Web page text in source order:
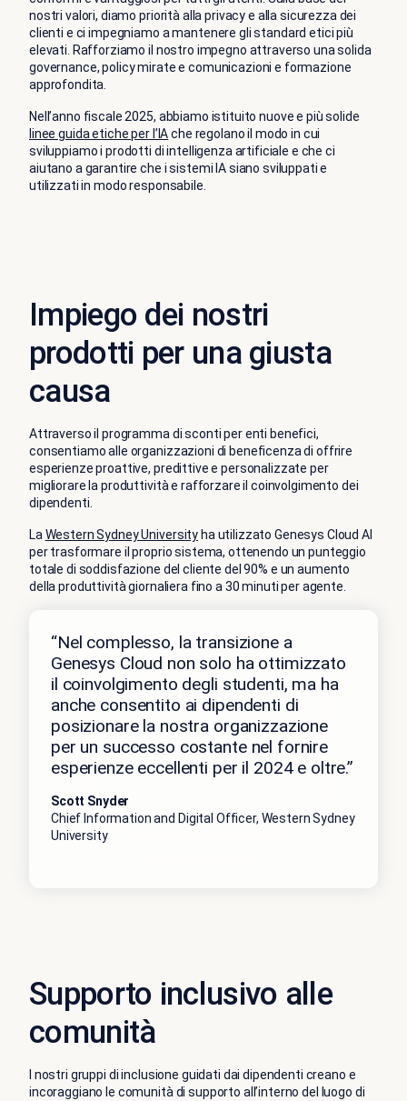
nostri valori, diamo priorità alla privacy e alla sicurezza dei
clienti e ci impegniamo a mantenere gli standard etici più
elevati. Rafforziamo il nostro impegno attraverso una solida
governance, policy mirate e comunicazioni e formazione
approfondita.
Nell’anno fiscale 2025, abbiamo istituito nuove e più solide
linee guida etiche per l’IAche regolano il modo in cui
sviluppiamo i prodotti di intelligenza artificiale e che ci
aiutano a garantire che i sistemi IA siano sviluppati e
utilizzati in modo responsabile.
Impiego dei nostri
prodotti per una giusta
causa
Attraverso il programma di sconti per enti benefici,
consentiamo alle organizzazioni di beneficenza di offrire
esperienze proattive, predittive e personalizzate per
migliorare la produttività e rafforzare il coinvolgimento dei
dipendenti.
La Western Sydney University ha utilizzato Genesys Cloud AI
per trasformare il proprio sistema, ottenendo un punteggio
totale di soddisfazione del cliente del 90% e un aumento
della produttività giornaliera fino a 30 minuti per agente.
“Nel complesso, la transizione a
Genesys Cloud non solo ha ottimizzato
il coinvolgimento degli studenti, ma ha
anche consentito ai dipendenti di
posizionare la nostra organizzazione
per un successo costante nel fornire
esperienze eccellenti per il 2024 e oltre.”
Scott Snyder
Chief Information and Digital Officer, Western Sydney
University
Supporto inclusivo alle
comunità
I nostri gruppi di inclusione guidati dai dipendenti creano e
incoraggiano le comunità di supporto all’interno del luogo di